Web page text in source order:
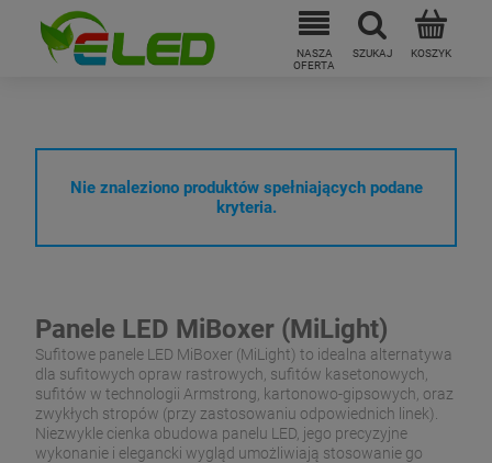
Nie znaleziono produktów spełniających podane
kryteria.
Panele LED MiBoxer (MiLight)
Sufitowe panele LED MiBoxer (MiLight) to idealna alternatywa
dla sufitowych opraw rastrowych, sufitów kasetonowych,
sufitów w technologii Armstrong, kartonowo-gipsowych, oraz
zwykłych stropów (przy zastosowaniu odpowiednich linek).
Niezwykle cienka obudowa panelu LED, jego precyzyjne
wykonanie i elegancki wygląd umożliwiają stosowanie go